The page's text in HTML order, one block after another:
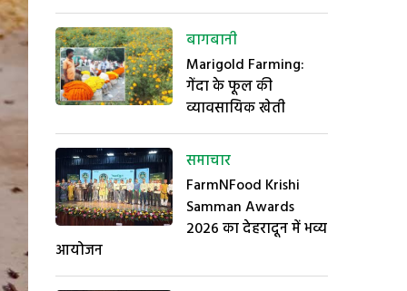
बागबानी
Marigold Farming:
गेंदा के फूल की
व्यावसायिक खेती
समाचार
FarmNFood Krishi
Samman Awards
2026 का देहरादून में भव्य
आयोजन